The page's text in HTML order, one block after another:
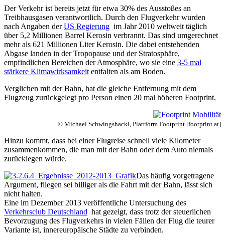
Der Verkehr ist bereits jetzt für etwa 30% des Ausstoßes an
Treibhausgasen verantwortlich. Durch den Flugverkehr wurden
nach Angaben derUS Regierung im Jahr 2010 weltweit täglich
über 5,2 Millionen Barrel Kerosin verbrannt. Das sind umgerechnet
mehr als 621 Millionen Liter Kerosin. Die dabei entstehenden
Abgase landen in der Tropopause und der Stratosphäre,
empfindlichen Bereichen der Atmosphäre, wo sie eine 3-5 mal
stärkere Klimawirksamkeit entfalten als am Boden.
Verglichen mit der Bahn, hat die gleiche Entfernung mit dem
Flugzeug zurückgelegt pro Person einen 20 mal höheren Footprint.
© Michael Schwingshackl, Plattform Footprint [footprint.at]
Hinzu kommt, dass bei einer Flugreise schnell viele Kilometer
zusammenkommen, die man mit der Bahn oder dem Auto niemals
zurücklegen würde.
Das häufig vorgetragene
Argument, fliegen sei billiger als die Fahrt mit der Bahn, lässt sich
nicht halten.
Eine im Dezember 2013 veröffentliche Untersuchung des
Verkehrsclub Deutschland hat gezeigt, dass trotz der steuerlichen
Bevorzugung des Flugverkehrs in vielen Fällen der Flug die teurer
Variante ist, innereuropäische Städte zu verbinden.